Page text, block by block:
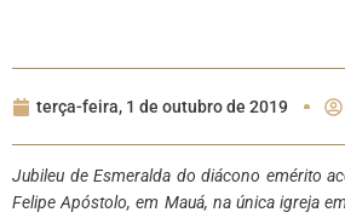
terça-feira, 1 de outubro de 2019
Jubileu de Esmeralda do diácono emérito
Felipe Apóstolo, em Mauá, na única igreja